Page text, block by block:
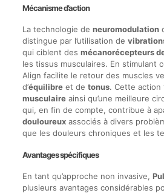
Mécanisme d’action
La technologie de neuromodulation
distingue par l’utilisation de
qui ciblent des mécanorécepteurs
les tissus musculaires. En stimulant
Align facilite le retour des muscles
d’équilibreet de tonus. Cette action
musculaireainsi qu’une meilleure
qui, en fin de compte, contribue à
douloureuxassociés à divers
que les douleurs chroniques et les
Avantages spécifiques
En tant qu’approche non invasive,
plusieurs avantages considérables